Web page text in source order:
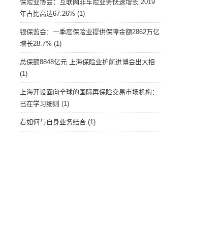
保险业协会：互联网非车险业务快速增长 2019
年占比高达67.26% (1)
银保监会：一季度保险业提供保障金额2862万亿
增长28.7% (1)
总保额8848亿元 上海保险业护航进博会出大招
(1)
上海开设面向全球的国际再保险交易市场机构：
已在学习细则 (1)
看如何与自身业务结合 (1)